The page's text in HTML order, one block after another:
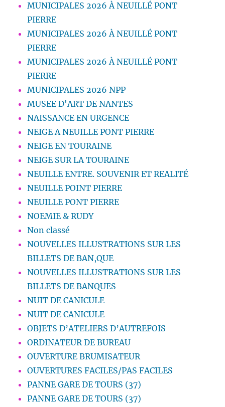
MUNICIPALES 2026 À NEUILLÉ PONT
PIERRE
MUNICIPALES 2026 À NEUILLÉ PONT
PIERRE
MUNICIPALES 2026 À NEUILLÉ PONT
PIERRE
MUNICIPALES 2026 NPP
MUSEE D'ART DE NANTES
NAISSANCE EN URGENCE
NEIGE A NEUILLE PONT PIERRE
NEIGE EN TOURAINE
NEIGE SUR LA TOURAINE
NEUILLE ENTRE. SOUVENIR ET REALITÉ
NEUILLE POINT PIERRE
NEUILLE PONT PIERRE
NOEMIE & RUDY
Non classé
NOUVELLES ILLUSTRATIONS SUR LES
BILLETS DE BAN,QUE
NOUVELLES ILLUSTRATIONS SUR LES
BILLETS DE BANQUES
NUIT DE CANICULE
NUIT DE CANICULE
OBJETS D’ATELIERS D’AUTREFOIS
ORDINATEUR DE BUREAU
OUVERTURE BRUMISATEUR
OUVERTURES FACILES/PAS FACILES
PANNE GARE DE TOURS (37)
PANNE GARE DE TOURS (37)